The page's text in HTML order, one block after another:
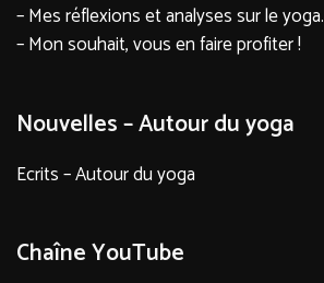
– Mes réflexions et analyses sur le yoga.
– Mon souhait, vous en faire profiter !
Nouvelles – Autour du yoga
Ecrits – Autour du yoga
Chaîne YouTube